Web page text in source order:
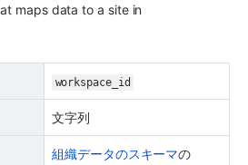
maps data to a site in
workspace_id
文字列
組織データのスキーマ